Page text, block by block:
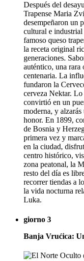
Después del
Trapense Maria
desempeñaron un
cultural e
famoso queso
la receta original
generaciones.
auténtico, una
centenaria. La
fundaron la
cerveza Nektar. Lo
convirtió en un
moderna, y alzarás
honor. En 1899,
de Bosnia y
primera vez y
en la ciudad,
centro histórico,
zona peatonal, la
resto del día es
recorrer tiendas a
la vida nocturna
Luka.
giorno 3
Banja Vrućica: